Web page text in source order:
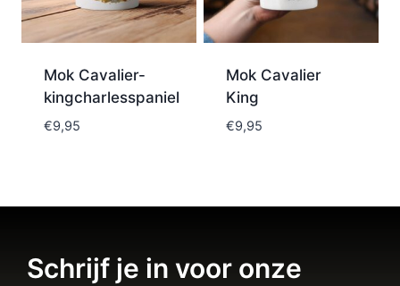
Mok Cavalier-
kingcharlesspaniel
€9,95
Mok Cavalier
King
€9,95
Schrijf je in voor onze